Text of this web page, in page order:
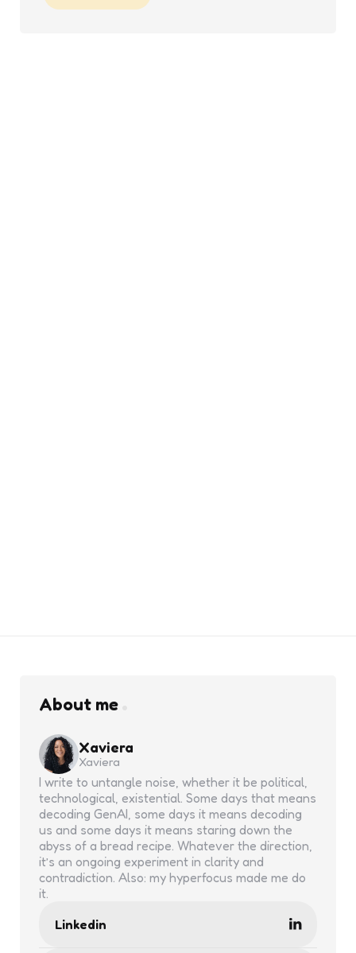
About me
Xaviera
Xaviera
I write to untangle noise, whether it be political,
technological, existential. Some days that means
decoding GenAI, some days it means decoding
us and some days it means staring down the
abyss of a bread recipe. Whatever the direction,
it’s an ongoing experiment in clarity and
contradiction. Also: my hyperfocus made me do
it.
Linkedin